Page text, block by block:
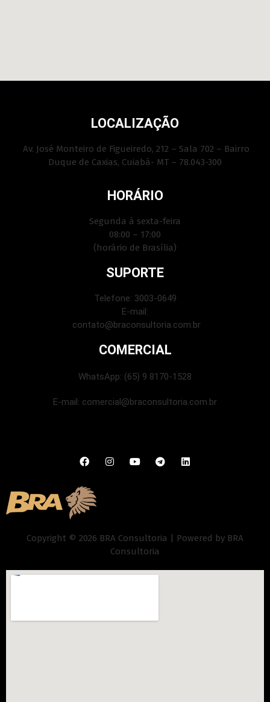
LOCALIZAÇÃO
Av. José Monteiro de Figueiredo, 212 – Sala 702 – Bairro
Duque de Caxias, Cuiabá- MT – 78.043-300
HORÁRIO
Segunda à sexta-feira
08:00 – 17:00
(horário de Brasília)
SUPORTE
Telefone: 3003-0649
E-mail:
contato@braconsultoria.com.br
COMERCIAL
WhatsApp: (65) 9 8170-1528
E-mail: comercial@braconsultoria.com.br
Copyright © 2026 BRA Consultoria | Powered by BRA
Consultoria